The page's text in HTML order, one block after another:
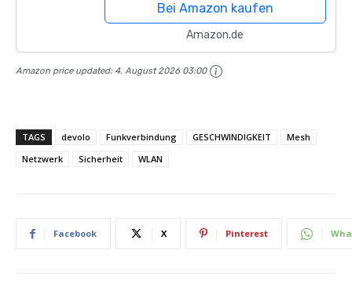
Bei Amazon kaufen
Amazon.de
Amazon price updated: 4. August 2026 03:00
TAGS devolo Funkverbindung GESCHWINDIGKEIT
Mesh
Netzwerk
Sicherheit WLAN
Facebook X Pinterest